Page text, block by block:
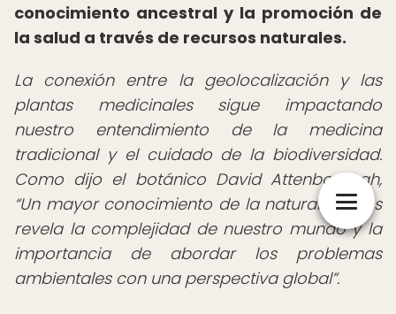
conocimiento ancestral y la promoción de
la salud a través de recursos naturales.
La conexión entre la geolocalización y las
plantas medicinales sigue impactando
nuestro entendimiento de la medicina
tradicional y el cuidado de la biodiversidad.
Como dijo el botánico David Attenborough,
Un mayor conocimiento de la naturaleza nos
revela la complejidad de nuestro mundo y la
importancia de abordar los problemas
ambientales con una perspectiva global .